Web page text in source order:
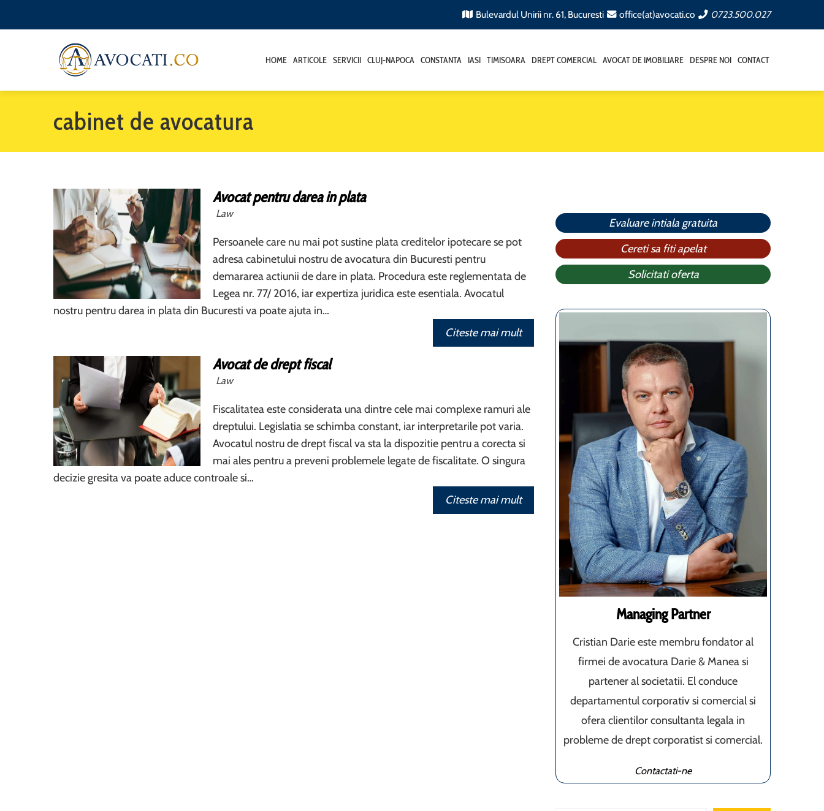
Bulevardul Unirii nr. 61, Bucuresti office(at)avocati.co 0723.500.027
HOME ARTICOLE SERVICII CLUJ-NAPOCA CONSTANTA IASI TIMISOARA DREPT COMERCIAL AVOCAT DE IMOBILIARE DESPRE NOI CONTACT
cabinet de avocatura
Avocat pentru darea in plata
Law
Persoanele care nu mai pot sustine plata creditelor ipotecare se pot
adresa cabinetului nostru de avocatura din Bucuresti pentru
demararea actiunii de dare in plata. Procedura este reglementata de
Legea nr. 77/ 2016, iar expertiza juridica este esentiala. Avocatul
nostru pentru darea in plata din Bucuresti va poate ajuta in…
Citeste mai mult
Avocat de drept fiscal
Law
Fiscalitatea este considerata una dintre cele mai complexe ramuri ale
dreptului. Legislatia se schimba constant, iar interpretarile pot varia.
Avocatul nostru de drept fiscal va sta la dispozitie pentru a corecta si
mai ales pentru a preveni problemele legate de fiscalitate. O singura
decizie gresita va poate aduce controale si…
Citeste mai mult
Evaluare intiala gratuita
Cereti sa fiti apelat
Solicitati oferta
Managing Partner
Cristian Darie este membru fondator al
firmei de avocatura Darie & Manea si
partener al societatii. El conduce
departamentul corporativ si comercial si
ofera clientilor consultanta legala in
probleme de drept corporatist si comercial.
Contactati-ne